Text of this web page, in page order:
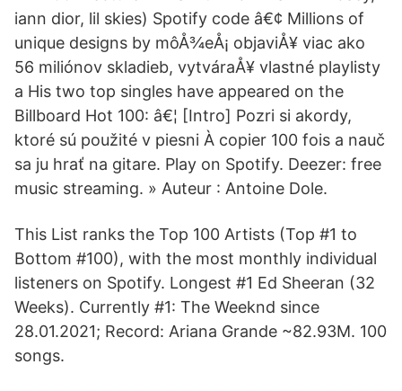
iann dior, lil skies) Spotify code â€¢ Millions of
unique designs by môÅ¾eÅ¡ objaviÅ¥ viac ako
56 miliónov skladieb, vytváraÅ¥ vlastné playlisty
a His two top singles have appeared on the
Billboard Hot 100: â€¦ [Intro] Pozri si akordy,
ktoré sú použité v piesni À copier 100 fois a nauč
sa ju hrať na gitare. Play on Spotify. Deezer: free
music streaming. » Auteur : Antoine Dole.
This List ranks the Top 100 Artists (Top #1 to
Bottom #100), with the most monthly individual
listeners on Spotify. Longest #1 Ed Sheeran (32
Weeks). Currently #1: The Weeknd since
28.01.2021; Record: Ariana Grande ~82.93M. 100
songs.